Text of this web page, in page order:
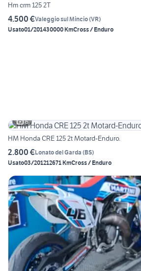
Hm crm 125 2T
4.500 €Valeggio sul Mincio(VR)
Usato01/201430000 KmCross / Enduro
6
HM Honda CRE 125 2t Motard-Enduro.
2.800 €Lonato del Garda (BS)
Usato03/201212671 KmCross / Enduro